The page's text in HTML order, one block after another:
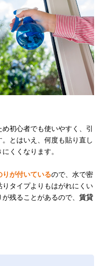
め初心者でも使いやすく、引
とはいえ、何度も貼り直し
くくなります。
りが付いているので、水で密
タイプよりもはがれにくい
残ることがあるので、 賃貸